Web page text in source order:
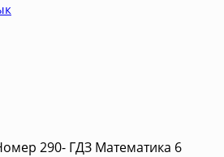
290- ГДЗ Математика 6